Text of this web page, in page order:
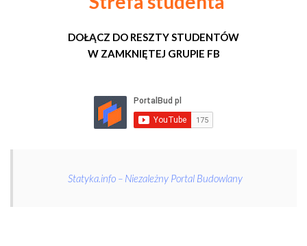
DOŁĄCZ DO RESZTY STUDENTÓW
W ZAMKNIĘTEJ GRUPIE FB
Statyka.info – Niezależny Portal Budowlany